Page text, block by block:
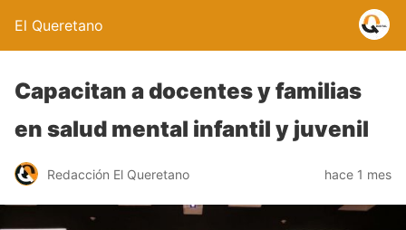
El Queretano
Capacitan a docentes y familias
en salud mental infantil y juvenil
Redacción El Queretano hace 1 mes